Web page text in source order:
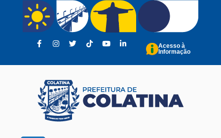
Pular para o conteúdo principal
Acesso à
Informação